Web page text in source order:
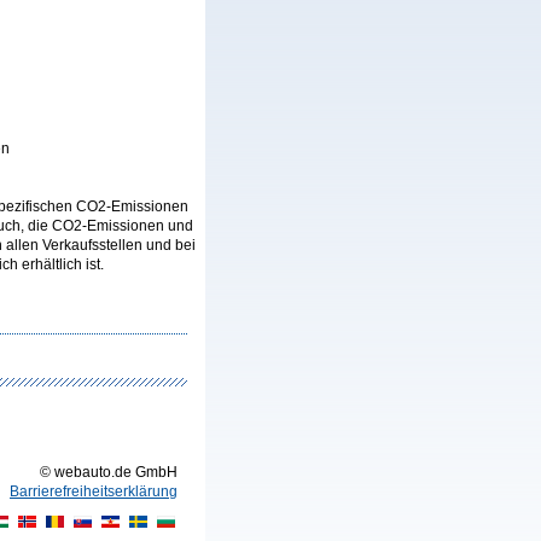
CO2-Emissionen
die CO2-Emissionen und
Verkaufsstellen und bei
erhältlich ist.
© webauto.de GmbH
Barrierefreiheitserklärung